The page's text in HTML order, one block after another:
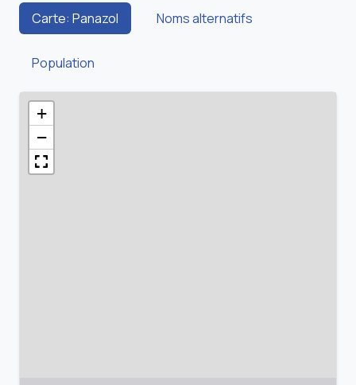
Carte: Panazol Noms alternatifs
Population
+
−